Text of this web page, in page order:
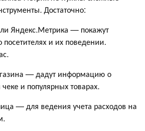
Достаточно:
Яндекс.Метрика — покажут
и их поведении.
— дадут информацию о
и популярных товарах.
— для ведения учета расходов на